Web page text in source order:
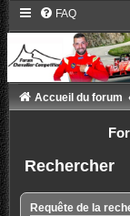
FAQ
Accueil du forum
Rechercher
Requête de la